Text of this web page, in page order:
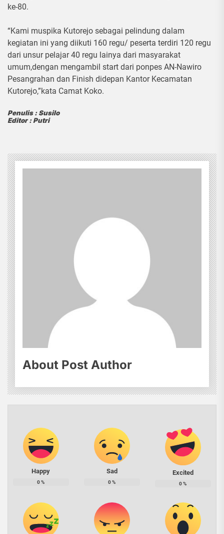
ke-80.
“Kami muspika Kutorejo sebagai pelindung dalam
kegiatan ini yang diikuti 160 regu/ peserta terdiri 120 regu
dari unsur pelajar 40 regu lainya dari masyarakat
umum,dengan mengambil start dari ponpes AN-Nawiro
Pesangrahan dan Finish didepan Kantor Kecamatan
Kutorejo,”kata Camat Koko.
Penulis : Susilo
Editor : Putri
About Post Author
Happy
0%
Sad
0%
Excited
0%